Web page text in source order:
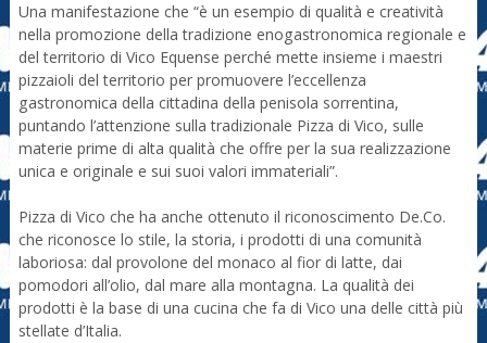
Una manifestazione che “è un esempio di qualità e creatività
nella promozione della tradizione enogastronomica regionale e
del territorio di Vico Equense perché mette insieme i maestri
pizzaioli del territorio per promuovere l’eccellenza
gastronomica della cittadina della penisola sorrentina,
puntando l’attenzione sulla tradizionale Pizza di Vico, sulle
materie prime di alta qualità che offre per la sua realizzazione
unica e originale e sui suoi valori immateriali”.
Pizza di Vico che ha anche ottenuto il riconoscimento De.Co.
che riconosce lo stile, la storia, i prodotti di una comunità
laboriosa: dal provolone del monaco al fior di latte, dai
pomodori all’olio, dal mare alla montagna. La qualità dei
prodotti è la base di una cucina che fa di Vico una delle città più
stellate d’Italia.